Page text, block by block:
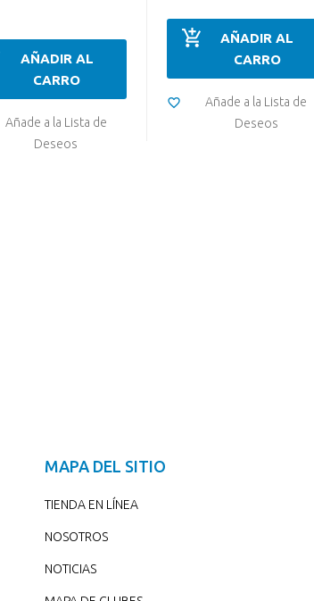
AÑADIR AL
CARRO
Añade a la Lista de
Deseos
AÑADIR AL
CARRO
Añade a la Lista de
Deseos
MAPA DEL SITIO
TIENDA EN LÍNEA
NOSOTROS
NOTICIAS